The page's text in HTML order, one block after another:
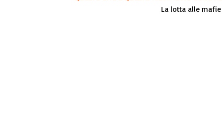
La lotta alle